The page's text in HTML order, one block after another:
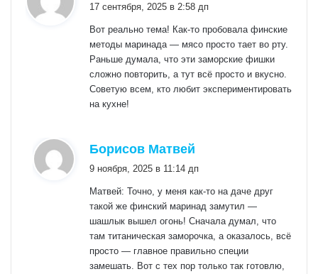
17 сентября, 2025 в 2:58 дп
Вот реально тема! Как-то пробовала финские
методы маринада — мясо просто тает во рту.
Раньше думала, что эти заморские фишки
сложно повторить, а тут всё просто и вкусно.
Советую всем, кто любит экспериментировать
на кухне!
Борисов Матвей
9 ноября, 2025 в 11:14 дп
Матвей: Точно, у меня как-то на даче друг
такой же финский маринад замутил —
шашлык вышел огонь! Сначала думал, что
там титаническая заморочка, а оказалось, всё
просто — главное правильно специи
замешать. Вот с тех пор только так готовлю,